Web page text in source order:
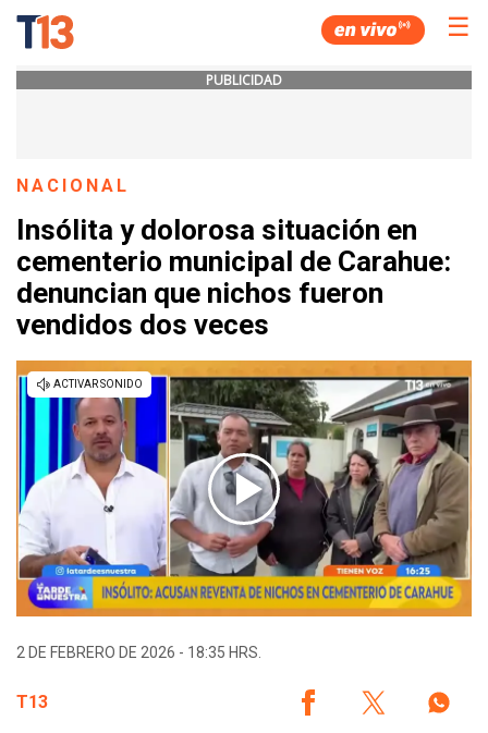
☰
PUBLICIDAD
NACIONAL
Insólita y dolorosa situación en
cementerio municipal de Carahue:
denuncian que nichos fueron
vendidos dos veces
2 DE FEBRERO DE 2026 - 18:35 HRS.
T13